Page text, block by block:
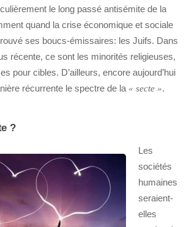
le long passé antisémite de la
quand la crise économique et sociale
ses boucs-émissaires: les Juifs. Dans
récente, ce sont les minorités religieuses,
pour cibles. D’ailleurs, encore aujourd’hui
récurrente le spectre de la « secte ».
?
Les
sociétés
humaines
seraient-
elles